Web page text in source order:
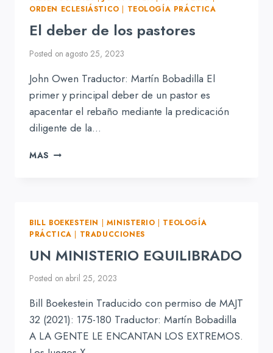
ORDEN ECLESIÁSTICO
TEOLOGÍA PRÁCTICA
El deber de los pastores
Posted on agosto 25, 2023
John Owen Traductor: Martín Bobadilla El
primer y principal deber de un pastor es
apacentar el rebaño mediante la predicación
diligente de la…
MAS EL
BILL BOEKESTEIN | MINISTERIO | TEOLOGÍA
PRÁCTICA | TRADUCCIONES
UN MINISTERIO EQUILIBRADO
Posted on abril 25, 2023
Bill Boekestein Traducido con permiso de MAJT
32 (2021): 175-180 Traductor: Martín Bobadilla
A LA GENTE LE ENCANTAN LOS EXTREMOS.